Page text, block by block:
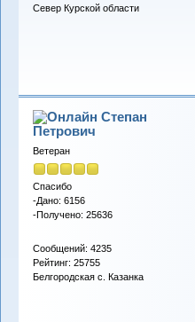
Север Курской области
Степан
Петрович
Ветеран
Спасибо
-Дано: 6156
-Получено: 25636
Сообщений: 4235
Рейтинг: 25755
Белгородская с. Казанка